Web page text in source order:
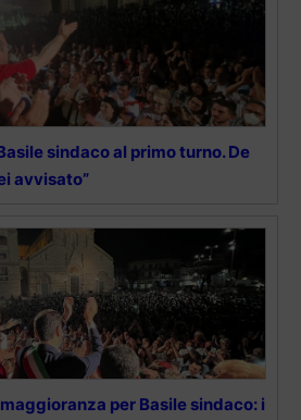
sindaco al primo turno. De
avvisato”
per Basile sindaco: i